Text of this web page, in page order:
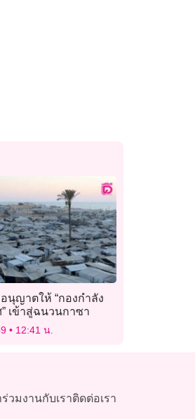
นุญาตให้ “กองกำลัง
เข้าสู่ฉนวนกาซา
12:41 น.
ร่วมงานกับเราติดต่อเรา